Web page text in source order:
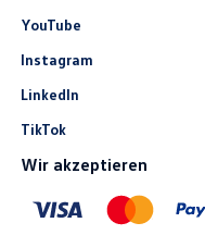
YouTube
Instagram
LinkedIn
TikTok
Wir akzeptieren